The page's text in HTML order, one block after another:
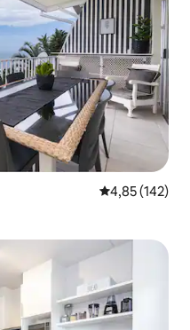
Gemiddelde
4,85 (142)